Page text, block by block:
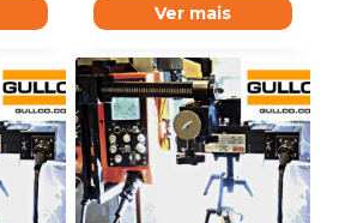
Ver mais